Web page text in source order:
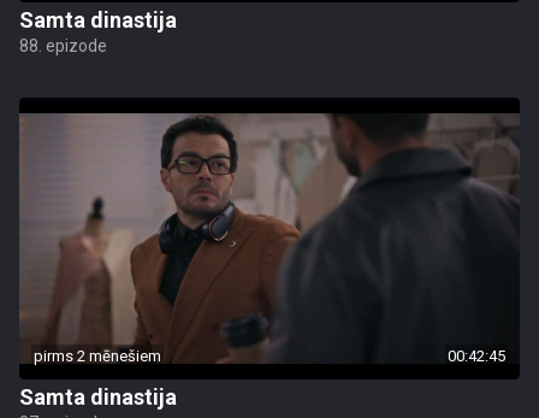
Samta dinastija
88. epizode
pirms 2 mēnešiem 00:42:45
Samta dinastija